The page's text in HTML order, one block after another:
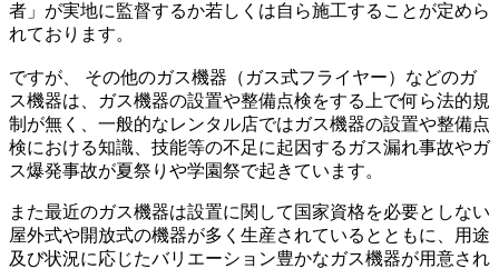
者」が実地に監督するか若しくは自ら施工することが定めら
れております。
ですが、 その他のガス機器（ガス式フライヤー）などのガ
ス機器は、ガス機器の設置や整備点検をする上で何ら法的規
制が無く、一般的なレンタル店ではガス機器の設置や整備点
検における知識、技能等の不足に起因するガス漏れ事故やガ
ス爆発事故が夏祭りや学園祭で起きています。
また最近のガス機器は設置に関して国家資格を必要としない
屋外式や開放式の機器が多く生産されているとともに、用途
及び状況に応じたバリエーション豊かなガス機器が用意され